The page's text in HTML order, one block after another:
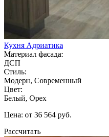
Кухня Адриатика
Материал фасада:
ДСП
Стиль:
Модерн, Современный
Цвет:
Белый, Орех
Цена: от 36 564 руб.
Рассчитать